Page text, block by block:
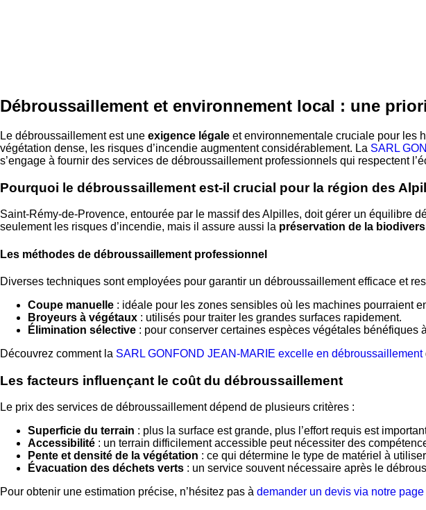
Débroussaillement et environnement local : une
Le débroussaillement est une exigence légale et environnementale cruciale pour les
végétation dense, les risques d’incendie augmentent considérablement. La SARL
s’engage à fournir des services de débroussaillement professionnels qui respectent
Pourquoi le débroussaillement est-il crucial pour la région des
Saint-Rémy-de-Provence, entourée par le massif des Alpilles, doit gérer un équilibre
seulement les risques d’incendie, mais il assure aussi la préservation de la
Les méthodes de débroussaillement professionnel
Diverses techniques sont employées pour garantir un débroussaillement efficace et
Coupe manuelle : idéale pour les zones sensibles où les machines pourraient
Broyeurs à végétaux : utilisés pour traiter les grandes surfaces rapidement.
Élimination sélective : pour conserver certaines espèces végétales bénéfiques
Découvrez comment la SARL GONFOND JEAN-MARIE excelle en débroussaillement
Les facteurs influençant le coût du débroussaillement
Le prix des services de débroussaillement dépend de plusieurs critères :
Superficie du terrain : plus la surface est grande, plus l’effort requis est
Accessibilité : un terrain difficilement accessible peut nécessiter des
Pente et densité de la végétation : ce qui détermine le type de matériel à
Évacuation des déchets verts : un service souvent nécessaire après le
Pour obtenir une estimation précise, n’hésitez pas à demander un devis via notre